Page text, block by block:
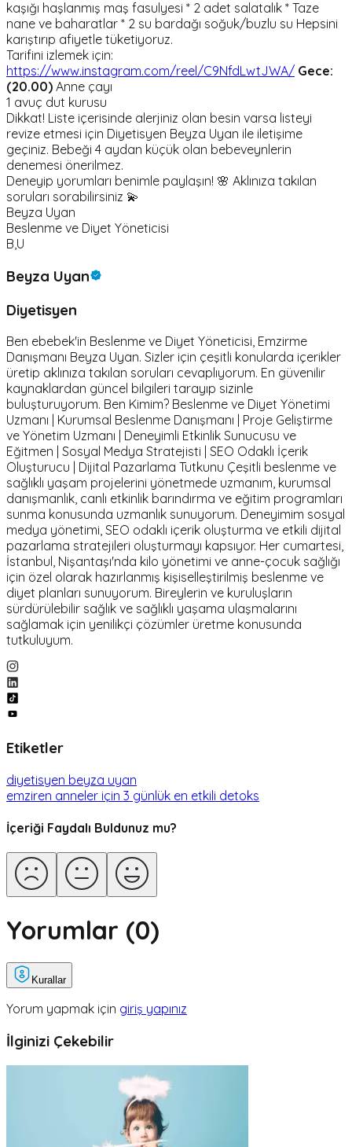
kaşığı haşlanmış maş fasulyesi * 2 adet salatalık * Taze
nane ve baharatlar * 2 su bardağı soğuk/buzlu su Hepsini
karıştırıp afiyetle tüketiyoruz.
Tarifini izlemek için:
https://www.instagram.com/reel/C9NfdLwtJWA/ Gece:
(20.00) Anne çayı
1 avuç dut kurusu
Dikkat! Liste içerisinde alerjiniz olan besin varsa listeyi
revize etmesi için Diyetisyen Beyza Uyan ile iletişime
geçiniz. Bebeği 4 aydan küçük olan bebeveynlerin
denemesi önerilmez.
Deneyip yorumları benimle paylaşın! 🌸 Aklınıza takılan
soruları sorabilirsiniz 💫
Beyza Uyan
Beslenme ve Diyet Yöneticisi
B,U
Beyza Uyan
Diyetisyen
Ben ebebek'in Beslenme ve Diyet Yöneticisi, Emzirme
Danışmanı Beyza Uyan. Sizler için çeşitli konularda içerikler
üretip aklınıza takılan soruları cevaplıyorum. En güvenilir
kaynaklardan güncel bilgileri tarayıp sizinle
buluşturuyorum. Ben Kimim? Beslenme ve Diyet Yönetimi
Uzmanı | Kurumsal Beslenme Danışmanı | Proje Geliştirme
ve Yönetim Uzmanı | Deneyimli Etkinlik Sunucusu ve
Eğitmen | Sosyal Medya Stratejisti | SEO Odaklı İçerik
Oluşturucu | Dijital Pazarlama Tutkunu Çeşitli beslenme ve
sağlıklı yaşam projelerini yönetmede uzmanım, kurumsal
danışmanlık, canlı etkinlik barındırma ve eğitim programları
sunma konusunda uzmanlık sunuyorum. Deneyimim sosyal
medya yönetimi, SEO odaklı içerik oluşturma ve etkili dijital
pazarlama stratejileri oluşturmayı kapsıyor. Her cumartesi,
İstanbul, Nişantaşı'nda kilo yönetimi ve anne-çocuk sağlığı
için özel olarak hazırlanmış kişiselleştirilmiş beslenme ve
diyet planları sunuyorum. Bireylerin ve kuruluşların
sürdürülebilir sağlık ve sağlıklı yaşama ulaşmalarını
sağlamak için yenilikçi çözümler üretme konusunda
tutkuluyum.
Etiketler
diyetisyen beyza uyan
emziren anneler için 3 günlük en etkili detoks
İçeriği Faydalı Buldunuz mu?
Yorumlar (0)
Kurallar
Yorum yapmak için giriş yapınız
İlginizi Çekebilir